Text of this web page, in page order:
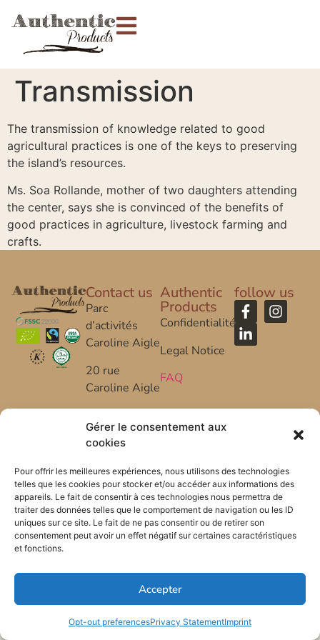
Gérer le consentement aux
cookies
Pour offrir les meilleures expériences, nous utilisons des technologies
telles que les cookies pour stocker et/ou accéder aux informations des
appareils. Le fait de consentir à ces technologies nous permettra de
traiter des données telles que le comportement de navigation ou les ID
uniques sur ce site. Le fait de ne pas consentir ou de retirer son
consentement peut avoir un effet négatif sur certaines caractéristiques
et fonctions.
Accepter
Opt-out preferencesPrivacy StatementImprint
Transmission
The transmission of knowledge related to good
agricultural practices is one of the keys to preserving
the island’s resources.
Ms. Soa Rollande, mother of two daughters attending
the center, says she is convinced of the benefits of
good practices in agriculture, livestock farming and
crafts.
Contact us
Parc
d’activités
Caroline Aigle
20 rue
Caroline Aigle
Haillan –
FRANCE
+33 (0) 5 57
53 08 10
*FR-BIO-01
Authentic
Products
Confidentialité
Legal Notice
FAQ
follow us